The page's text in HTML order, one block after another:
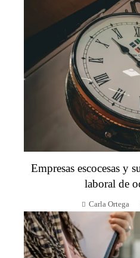
Empresas escocesas y
laboral de
Carla Ortega